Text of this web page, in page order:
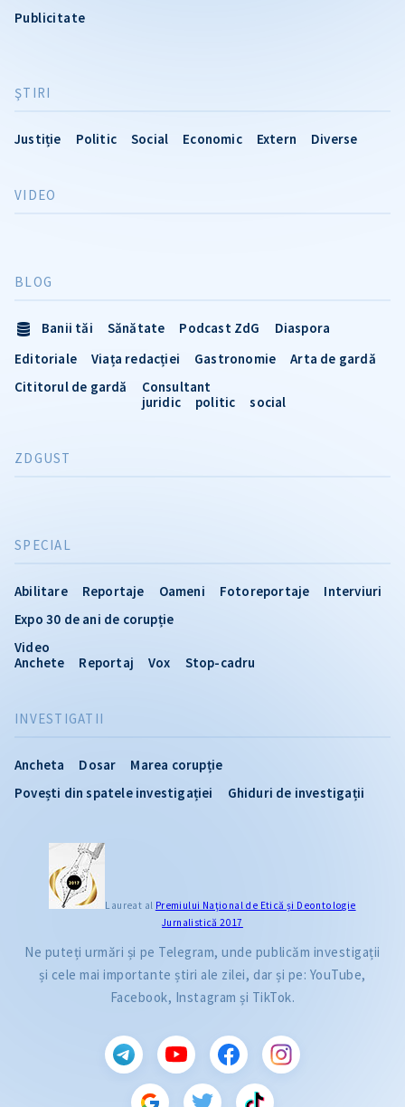
Publicitate
ŞTIRI
Justiție Politic Social Economic Extern Diverse
INVESTIGATII
Ancheta Dosar
Marea corupție
Povești din spatele investigației
Ghiduri de investigații
VIDEO
SPECIAL
Abilitare Reportaje Oameni Fotoreportaje
Interviuri
Expo 30 de ani de corupție
Video
Anchete
Reportaj Vox Stop-cadru
BLOG
Banii tăi Sănătate Podcast ZdG
Diaspora
Editoriale
Viața redacției Gastronomie
Arta de gardă
Cititorul de gardă
Consultant
juridic
politic social
ZDGUST
Laureat al Premiului Naţional de Etică și Deontologie
Jurnalistică 2017
Ne puteți urmări și pe Telegram, unde publicăm investigații
și cele mai importante știri ale zilei, dar și pe: YouTube,
Facebook, Instagram și TikTok.